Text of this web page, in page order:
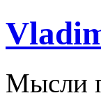
Мысли